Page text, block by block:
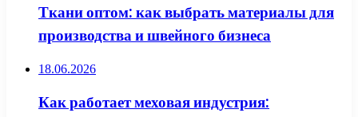
Ткани оптом: как выбрать материалы для
производства и швейного бизнеса
18.06.2026
Как работает меховая индустрия: